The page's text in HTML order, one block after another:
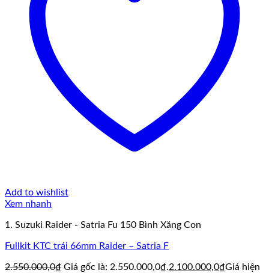
Add to wishlist
Xem nhanh
1. Suzuki Raider - Satria Fu 150 Bình Xăng Con
Fullkit KTC trái 66mm Raider – Satria F
2.550.000,0₫ Giá gốc là: 2.550.000,0₫.2.100.000,0₫Giá hiện